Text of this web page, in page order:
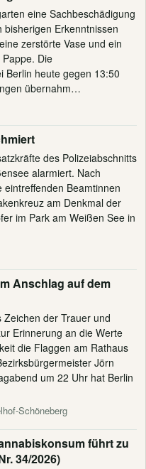
eine Sachbeschädigung
Erkenntnissen
zerstörte Vase und ein
Die
Berlin heute gegen 13:50
übernahm…
des Polizeiabschnitts
alarmiert. Nach
Beamtinnen
am Denkmal der
im Park am Weißen See in
Anschlag auf dem
der Trauer und
Erinnerung an die Werte
die Flaggen am Rathaus
Jörn
um 22 Uhr hat Berlin
Schöneberg
führt zu
34/2026)